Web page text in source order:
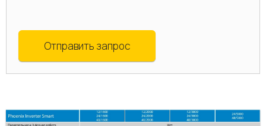
Отправить запрос